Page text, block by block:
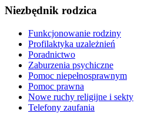
Niezbędnik rodzica
Funkcjonowanie rodziny
Profilaktyka uzależnień
Poradnictwo
Zaburzenia psychiczne
Pomoc niepełnosprawnym
Pomoc prawna
Nowe ruchy religijne i sekty
Telefony zaufania